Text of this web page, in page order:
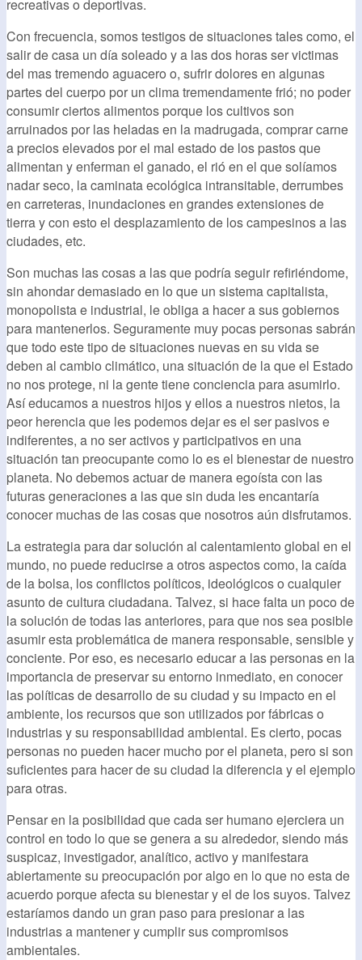
recreativas o deportivas.
Con frecuencia, somos testigos de situaciones tales como, el
salir de casa un día soleado y a las dos horas ser victimas
del mas tremendo aguacero o, sufrir dolores en algunas
partes del cuerpo por un clima tremendamente frió; no poder
consumir ciertos alimentos porque los cultivos son
arruinados por las heladas en la madrugada, comprar carne
a precios elevados por el mal estado de los pastos que
alimentan y enferman el ganado, el rió en el que solíamos
nadar seco, la caminata ecológica intransitable, derrumbes
en carreteras, inundaciones en grandes extensiones de
tierra y con esto el desplazamiento de los campesinos a las
ciudades, etc.
Son muchas las cosas a las que podría seguir refiriéndome,
sin ahondar demasiado en lo que un sistema capitalista,
monopolista e industrial, le obliga a hacer a sus gobiernos
para mantenerlos. Seguramente muy pocas personas sabrán
que todo este tipo de situaciones nuevas en su vida se
deben al cambio climático, una situación de la que el Estado
no nos protege, ni la gente tiene conciencia para asumirlo.
Así educamos a nuestros hijos y ellos a nuestros nietos, la
peor herencia que les podemos dejar es el ser pasivos e
indiferentes, a no ser activos y participativos en una
situación tan preocupante como lo es el bienestar de nuestro
planeta. No debemos actuar de manera egoísta con las
futuras generaciones a las que sin duda les encantaría
conocer muchas de las cosas que nosotros aún disfrutamos.
La estrategia para dar solución al calentamiento global en el
mundo, no puede reducirse a otros aspectos como, la caída
de la bolsa, los conflictos políticos, ideológicos o cualquier
asunto de cultura ciudadana. Talvez, si hace falta un poco de
la solución de todas las anteriores, para que nos sea posible
asumir esta problemática de manera responsable, sensible y
conciente. Por eso, es necesario educar a las personas en la
importancia de preservar su entorno inmediato, en conocer
las políticas de desarrollo de su ciudad y su impacto en el
ambiente, los recursos que son utilizados por fábricas o
industrias y su responsabilidad ambiental. Es cierto, pocas
personas no pueden hacer mucho por el planeta, pero si son
suficientes para hacer de su ciudad la diferencia y el ejemplo
para otras.
Pensar en la posibilidad que cada ser humano ejerciera un
control en todo lo que se genera a su alrededor, siendo más
suspicaz, investigador, analítico, activo y manifestara
abiertamente su preocupación por algo en lo que no esta de
acuerdo porque afecta su bienestar y el de los suyos. Talvez
estaríamos dando un gran paso para presionar a las
industrias a mantener y cumplir sus compromisos
ambientales.